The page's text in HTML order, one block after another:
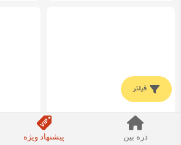
اموزش بافت تاپ (نیم تنه) قلاب
بافی بصورت فیلم رج به رج همراه
اموزش
بصورت
فیلتر
ذره بین پیشنهاد ویژه